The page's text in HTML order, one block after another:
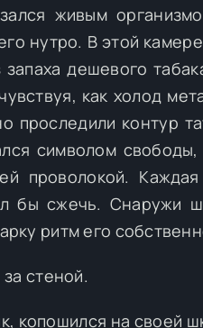
живым
нутро. В этой
дешевого
как холод
проследили контур
символом
проволокой.
бы сжечь. Снаружи
ритм его
стеной.
копошился на своей